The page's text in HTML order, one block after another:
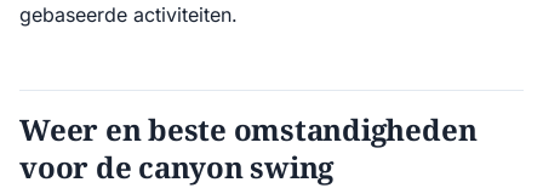
gebaseerde activiteiten.
Weer en beste omstandigheden
voor de canyon swing